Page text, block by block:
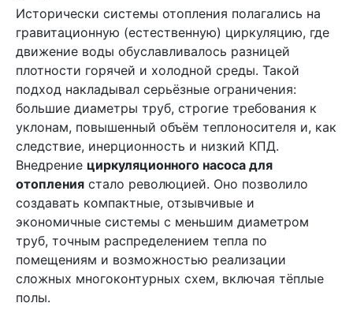
Исторически системы отопления полагались на
гравитационную (естественную) циркуляцию, где
движение воды обуславливалось разницей
плотности горячей и холодной среды. Такой
подход накладывал серьёзные ограничения:
большие диаметры труб, строгие требования к
уклонам, повышенный объём теплоносителя и, как
следствие, инерционность и низкий КПД.
Внедрение циркуляционного насоса для
отопления стало революцией. Оно позволило
создавать компактные, отзывчивые и
экономичные системы с меньшим диаметром
труб, точным распределением тепла по
помещениям и возможностью реализации
сложных многоконтурных схем, включая тёплые
полы.